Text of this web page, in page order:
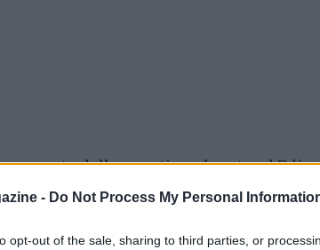
- Do Not Process My Personal
opt-out of the sale, sharing to third parties, or
dalla questione legata ad Edin
già parlato Tiago Pinto. La Roma è un
tutti i livelli che compongono il club